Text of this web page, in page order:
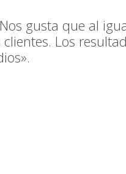
gusta que al
Los